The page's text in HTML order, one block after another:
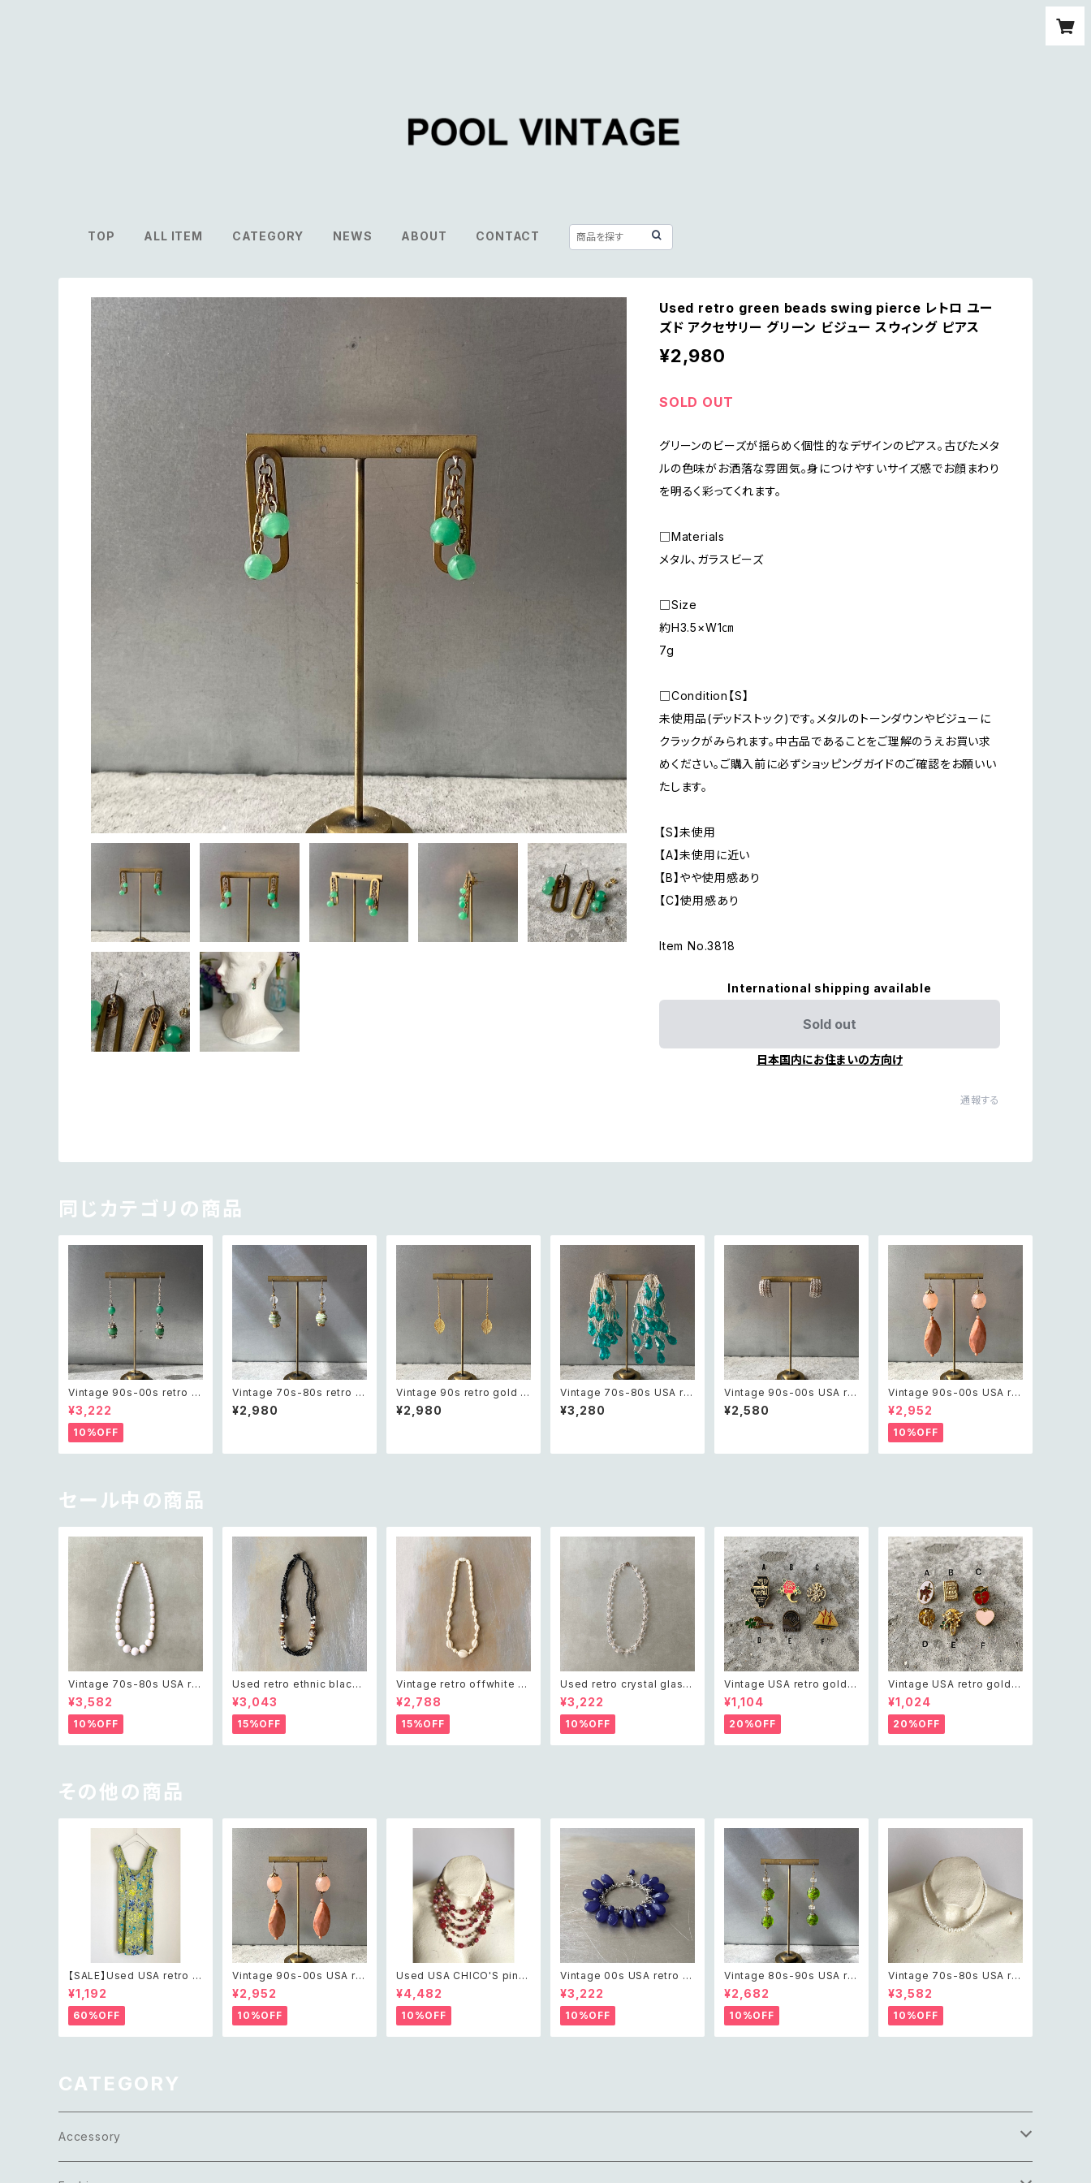
TOP ALL ITEM CATEGORY NEWS ABOUT CONTACT
Used retro green beads swing pierce レトロ ユー
ズド アクセサリー グリーン ビジュー スウィング ピアス
¥2,980
SOLD OUT
グリーンのビーズが揺らめく個性的なデザインのピアス。古びたメタ
ルの色味がお洒落な雰囲気。身につけやすいサイズ感でお顔まわり
を明るく彩ってくれます。
□Materials
メタル、ガラスビーズ
□Size
約H3.5×W1㎝
7g
□Condition【S】
未使用品(デッドストック)です。メタルのトーンダウンやビジューに
クラックがみられます。中古品であることをご理解のうえお買い求
めください。ご購入前に必ずショッピングガイドのご確認をお願いい
たします。
【S】未使用
【A】未使用に近い
【B】やや使用感あり
【C】使用感あり
Item No.3818
International shipping available
Sold out
日本国内にお住まいの方向け
通報する
同じカテゴリの商品
Vintage 90s-00s retro gr
een aventurine pierce レ
トロ ヴィンテージ アクセサリ
ー 天然石 グリーンアベンチュ
リン ピアス/イヤリング
¥3,222
10%OFF
Vintage 70s-80s retro gr
een bijou classical bead
s pierce レトロ ヴィンテー
ス/イヤリング
¥2,980
Vintage 90s retro gold t
one botanical leaf pierc
e レトロ ヴィンテージ アクセ
¥2,980
Vintage 70s-80s USA ret
ro green tassel beads bi
g pierce レトロ アメリカ ヴ
アス
¥3,280
Vintage 90s-00s USA ret
ro textured half hoop pie
rce レトロ アメリカ ヴィンテ
ピアス
¥2,580
Vintage 90s-00s USA ret
ro pink×gold marble bea
ds pierce レトロ アメリカ ヴ
ィンテージ アクセサリー ピン
ク×ゴールド マーブル ビーズ
ピアス/イヤリング
¥2,952
10%OFF
セール中の商品
Vintage 70s-80s USA ret
ro white beads classical
necklace レトロ アメリカ ヴ
ィンテージ アクセサリー ホワ
イト ビーズ クラシカル ネック
レス
¥3,582
10%OFF
Used retro ethnic black
beads necklace レトロ ユ
ーズド アクセサリー エスニッ
ク ブラック ビーズ ネックレス
¥3,043
15%OFF
Vintage retro offwhite b
eads necklace レトロ ヴィ
ンテージ アクセサリー オフホ
ワイト ビーズ ネックレス
¥2,788
15%OFF
Used retro crystal glass
beads necklace レトロ ユ
ーズド アクセサリー クリスタ
ル ガラス ビーズ ネックレス
¥3,222
10%OFF
Vintage USA retro gold t
one pin brooch レトロ アメ
リカ ヴィンテージ アクセサリ
ー レトロ ゴールド ピン ブロ
ーチ
¥1,104
20%OFF
Vintage USA retro gold t
one mini pin brooch レト
ロ アメリカ ヴィンテージ アク
セサリー レトロ ゴールド ミニ
ピン ブローチ
¥1,024
20%OFF
その他の商品
【SALE】Used USA retro b
otanical flower salopett
e short pants レトロ アメリ
カ ユーズド 古着 ライトグリー
ン ボタニカル フラワー サロペ
ット ショートパンツ
¥1,192
60%OFF
Vintage 90s-00s USA ret
ro pink×gold marble bea
ds pierce レトロ アメリカ ヴ
ィンテージ アクセサリー ピン
ク×ゴールド マーブル ビーズ
ピアス/イヤリング
¥2,952
10%OFF
Used USA CHICO'S pink
×white beads necklace
レトロ アメリカ ユーズド アク
セサリー チコス ピンク×ホワ
イト ビーズ 5連 ネックレス
¥4,482
10%OFF
Vintage 00s USA retro n
avy blue drop beads bra
celet レトロ アメリカ ヴィン
テージ アクセサリー ネイビー
ブルー ドロップ ビーズ ブレス
レット
¥3,222
10%OFF
Vintage 80s-90s USA ret
ro green glass beads pi
erce レトロ アメリカ ヴィン
テージ アクセサリー グリーン
緑 ガラス ビーズ ピアス/イヤ
リング
¥2,682
10%OFF
Vintage 70s-80s USA ret
ro white shell classical n
ecklace レトロ アメリカ ヴィ
ンテージ アクセサリー 天然石
ホワイト シェル クラシカル ネ
ックレス
¥3,582
10%OFF
CATEGORY
Accessory